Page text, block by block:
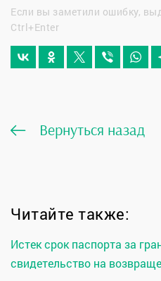
Если вы заметили ошибку,
Ctrl+Enter
Вернуться назад
Читайте также:
Истек срок паспорта за
свидетельство на